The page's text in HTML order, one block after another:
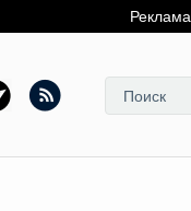
Реклама